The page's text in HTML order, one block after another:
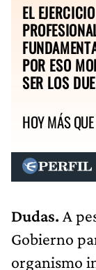
EL
POR ESO
SER LOS
HOY MÁS
Dudas. A
Gobierno
organismo